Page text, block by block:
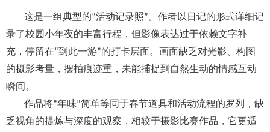
这是一组典型的“活动记录照”。作者以日记的形式详细记
录了校园小年夜的丰富行程，但影像表达过于依赖文字补
充，停留在“到此一游”的打卡层面。画面缺乏对光影、构图
的摄影考量，摆拍痕迹重，未能捕捉到自然生动的情感互动
瞬间。
作品将“年味”简单等同于春节道具和活动流程的罗列，缺
乏视角的提炼与深度的观察，相较于摄影比赛作品，它更适